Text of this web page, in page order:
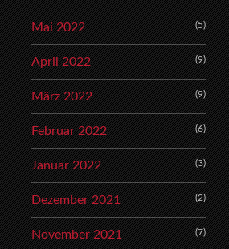
Mai 2022 (5)
April 2022 (9)
März 2022 (9)
Februar 2022 (6)
Januar 2022 (3)
Dezember 2021 (2)
November 2021 (7)